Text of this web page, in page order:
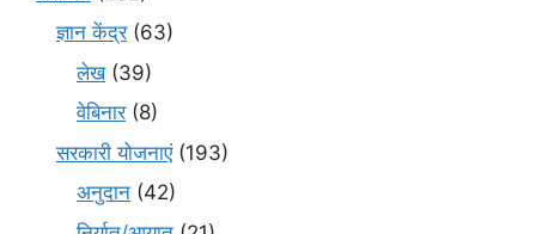
ज्ञान केंद्र(63)
लेख(39)
वेबिनार(8)
सरकारी योजनाएं(193)
अनुदान (42)